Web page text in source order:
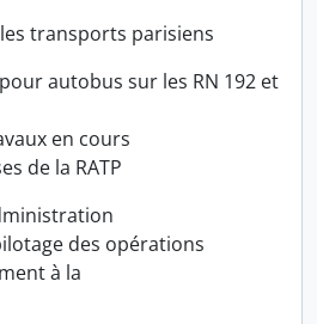
transports parisiens
autobus sur les RN 192 et
en cours
de la RATP
des opérations
à la